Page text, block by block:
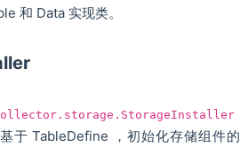
和 Data 实现类。
基于 TableDefine ，初始化存储组件的